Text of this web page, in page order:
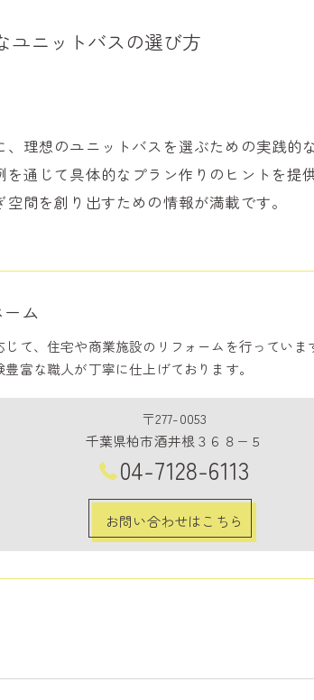
ユニットバスの選び方
理想のユニットバスを選ぶための実践
通じて具体的なプラン作りのヒントを
間を創り出すための情報が満載です。
ム
じて、住宅や商業施設のリフォームを行ってい
富な職人が丁寧に仕上げております。
〒277-0053
千葉県柏市酒井根３６８−５
04-7128-6113
お問い合わせはこちら